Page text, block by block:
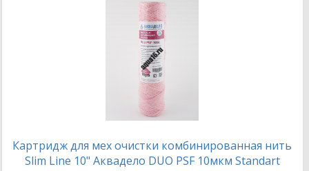
Картридж для мех очистки комбинированная нить
Slim Line 10" Аквадело DUO PSF 10мкм Standart